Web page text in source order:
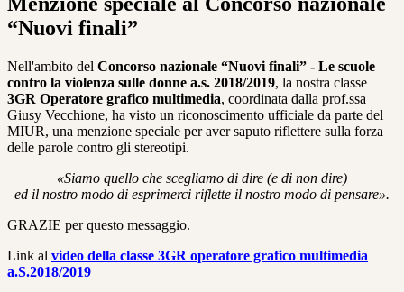
“Nuovi finali”
Nell'ambito del Concorso nazionale “Nuovi finali” - Le scuole
contro la violenza sulle donne a.s. 2018/2019, la nostra classe
3GR Operatore grafico multimedia, coordinata dalla prof.ssa
Giusy Vecchione, ha visto un riconoscimento ufficiale da parte del
MIUR, una menzione speciale per aver saputo riflettere sulla forza
delle parole contro gli stereotipi.
«Siamo quello che scegliamo di dire (e di non dire)
ed il nostro modo di esprimerci riflette il nostro modo di pensare».
GRAZIE per questo messaggio.
Link al video della classe 3GR operatore grafico multimedia
a.S.2018/2019